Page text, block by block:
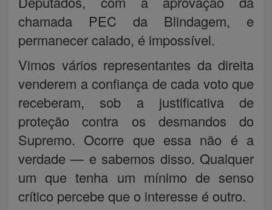
chamada PEC da Blindagem, e
permanecer calado, é impossível.
Vimos vários representantes da direita
venderem a confiança de cada voto que
receberam, sob a justificativa de
proteção contra os desmandos do
Supremo. Ocorre que essa não é a
verdade — e sabemos disso. Qualquer
um que tenha um mínimo de senso
crítico percebe que o interesse é outro.